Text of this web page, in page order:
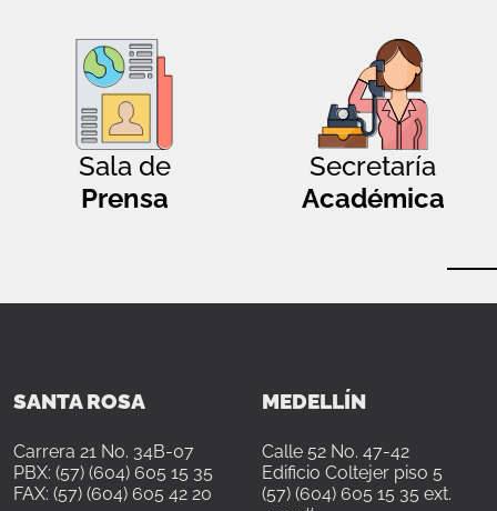
Sala de
Prensa
Secretaría
Académica
SANTA ROSA
Carrera 21 No. 34B-07
PBX: (57) (604) 605 15 35
FAX: (57) (604) 605 42 20
MEDELLÍN
Calle 52 No. 47-42
Edificio Coltejer piso 5
(57) (604) 605 15 35 ext.